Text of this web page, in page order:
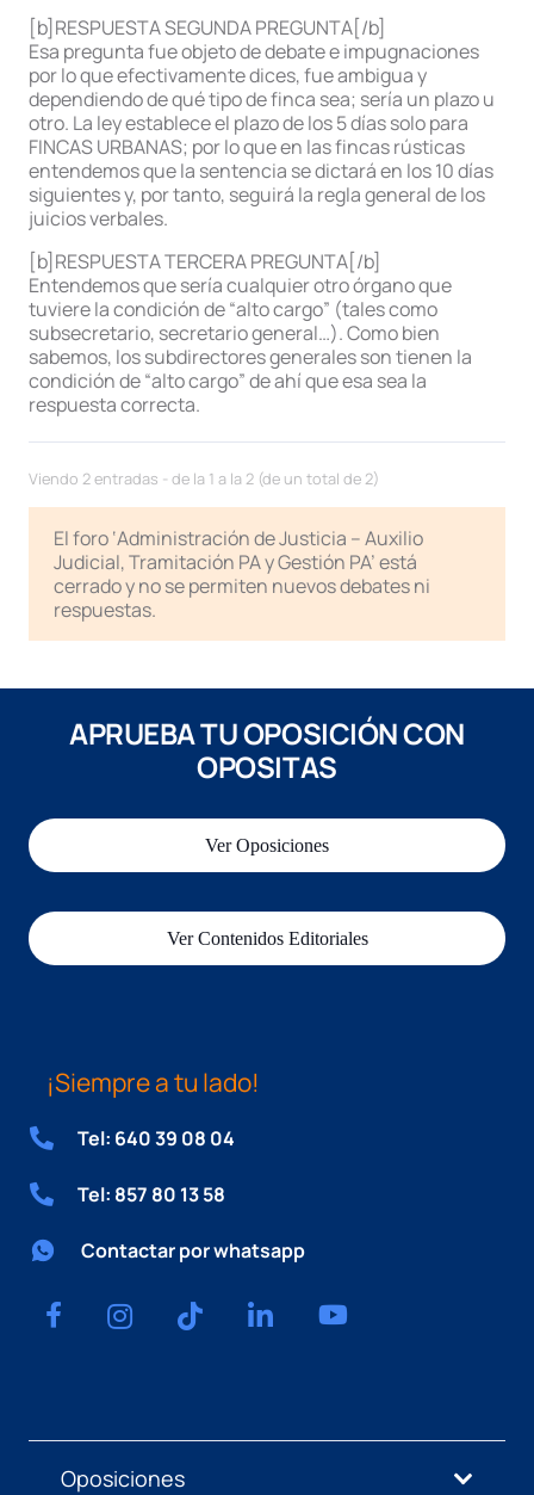
[b]RESPUESTA SEGUNDA PREGUNTA[/b]
Esa pregunta fue objeto de debate e impugnaciones
por lo que efectivamente dices, fue ambigua y
dependiendo de qué tipo de finca sea; sería un plazo u
otro. La ley establece el plazo de los 5 días solo para
FINCAS URBANAS; por lo que en las fincas rústicas
entendemos que la sentencia se dictará en los 10 días
siguientes y, por tanto, seguirá la regla general de los
juicios verbales.
[b]RESPUESTA TERCERA PREGUNTA[/b]
Entendemos que sería cualquier otro órgano que
tuviere la condición de “alto cargo” (tales como
subsecretario, secretario general…). Como bien
sabemos, los subdirectores generales son tienen la
condición de “alto cargo” de ahí que esa sea la
respuesta correcta.
Viendo 2 entradas - de la 1 a la 2 (de un total de 2)
El foro ‘Administración de Justicia – Auxilio
Judicial, Tramitación PA y Gestión PA’ está
cerrado y no se permiten nuevos debates ni
respuestas.
APRUEBA TU OPOSICIÓN CON
OPOSITAS
Ver Oposiciones
Ver Contenidos Editoriales
¡Siempre a tu lado!
Tel: 640 39 08 04
Tel: 857 80 13 58
Contactar por whatsapp
Oposiciones